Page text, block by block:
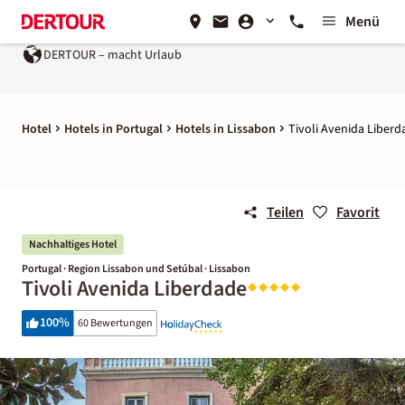
Menü
– macht Urlaub Ein Unternehmen der
Hotel Hotels in Portugal Hotels in Lissabon Tivoli Avenida
Teilen Favorit
Nachhaltiges Hotel
Portugal · Region Lissabon und Setúbal · Lissabon
Tivoli Avenida Liberdade
100% 60 Bewertungen